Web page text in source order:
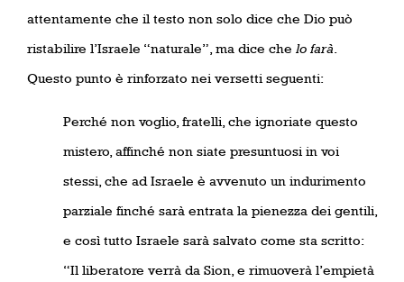
attentamente che il testo non solo dice che Dio può
ristabilire l’Israele “naturale”, ma dice che lo farà
Questo punto è rinforzato nei versetti seguenti:
Perché non voglio, fratelli, che ignoriate questo
mistero, affinché non siate presuntuosi in voi
stessi, che ad Israele è avvenuto un indurimento
parziale finché sarà entrata la pienezza dei gentili,
e così tutto Israele sarà salvato come sta scritto:
“Il liberatore verrà da Sion, e rimuoverà l’empietà